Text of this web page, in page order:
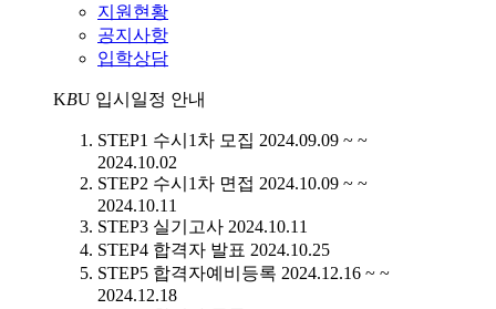
지원현황
공지사항
입학상담
KBU 입시일정 안내
STEP1 수시1차 모집 2024.09.09 ~ ~
2024.10.02
STEP2 수시1차 면접 2024.10.09 ~ ~
2024.10.11
STEP3 실기고사 2024.10.11
STEP4 합격자 발표 2024.10.25
STEP5 합격자예비등록 2024.12.16 ~ ~
2024.12.18